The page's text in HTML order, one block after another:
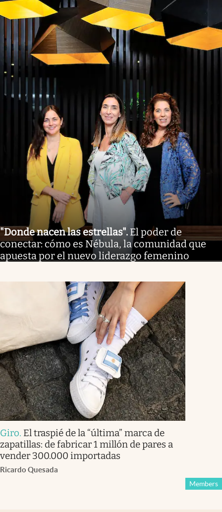
"Donde nacen las estrellas". El poder de
conectar: cómo es Nébula, la comunidad que
apuesta por el nuevo liderazgo femenino
Giro. El traspié de la “última” marca de
zapatillas: de fabricar 1 millón de pares a
vender 300.000 importadas
Ricardo Quesada
Members